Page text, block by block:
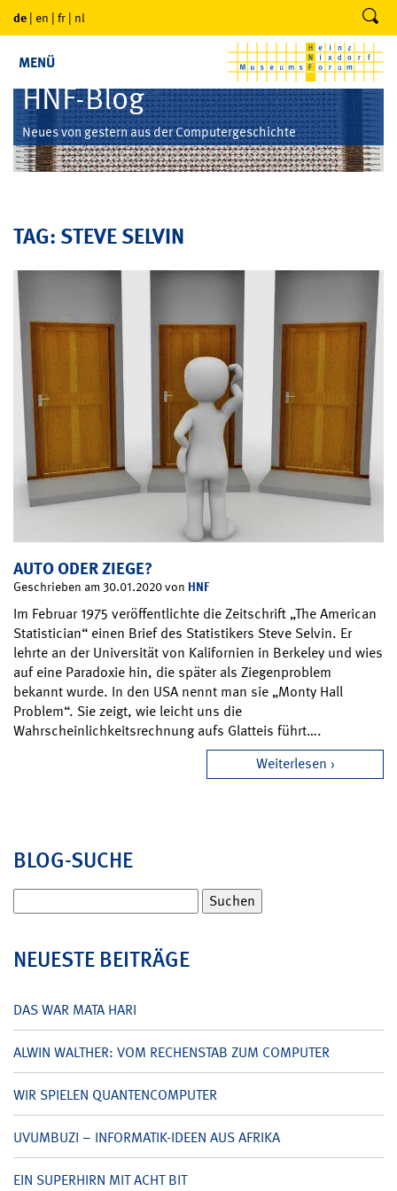
de | en | fr | nl
MENÜ
HNF-Blog
Neues von gestern aus der Computergeschichte
TAG: STEVE SELVIN
AUTO ODER ZIEGE?
Geschrieben am 30.01.2020 von HNF
Im Februar 1975 veröffentlichte die Zeitschrift „The American
Statistician“ einen Brief des Statistikers Steve Selvin. Er
lehrte an der Universität von Kalifornien in Berkeley und wies
auf eine Paradoxie hin, die später als Ziegenproblem
bekannt wurde. In den USA nennt man sie „Monty Hall
Problem“. Sie zeigt, wie leicht uns die
Wahrscheinlichkeitsrechnung aufs Glatteis führt….
Weiterlesen
BLOG-SUCHE
nach:
NEUESTE BEITRÄGE
DAS WAR MATA HARI
ALWIN WALTHER: VOM RECHENSTAB ZUM COMPUTER
WIR SPIELEN QUANTENCOMPUTER
UVUMBUZI – INFORMATIK-IDEEN AUS AFRIKA
EIN SUPERHIRN MIT ACHT BIT